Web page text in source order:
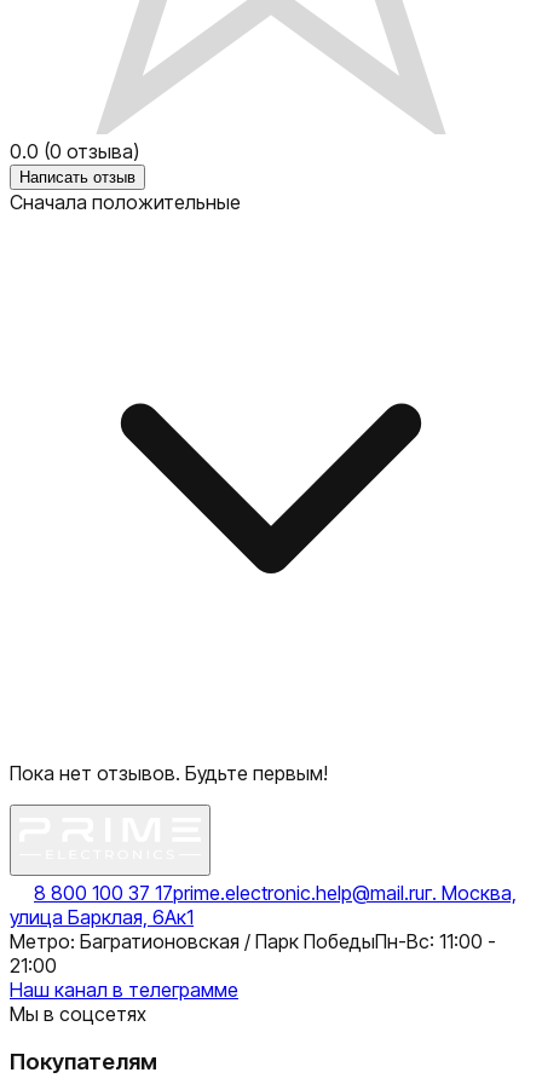
0.0 (0 отзыва)
Написать отзыв
Сначала положительные
Пока нет отзывов. Будьте первым!
8 800 100 37 17prime.electronic.help@mail.ruг. Москва,
улица Барклая, 6Ак1
Метро: Багратионовская / Парк ПобедыПн-Вс: 11:00 -
21:00
Наш канал в телеграмме
Мы в соцсетях
Покупателям